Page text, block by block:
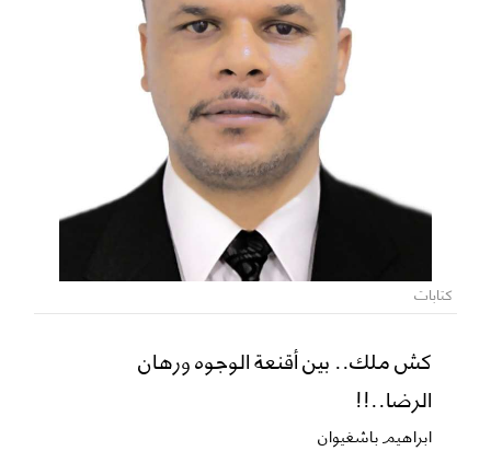
كتابات
كش ملك.. بين أقنعة الوجوه ورهان
الرضا..!!
ابراهيم باشغيوان